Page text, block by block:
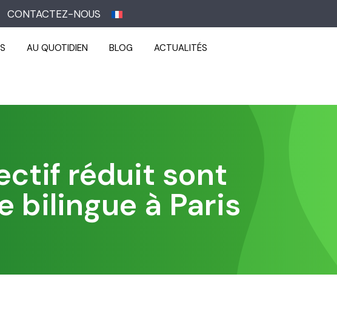
CONTACTEZ-NOUS
AU QUOTIDIEN BLOG ACTUALITÉS
réduit sont
bilingue à Paris